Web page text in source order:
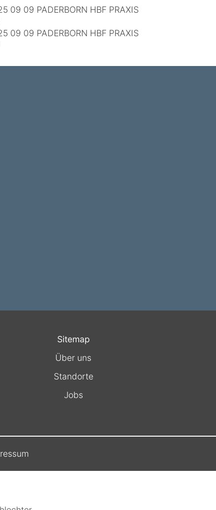
Sitemap
Über uns
Standorte
Jobs